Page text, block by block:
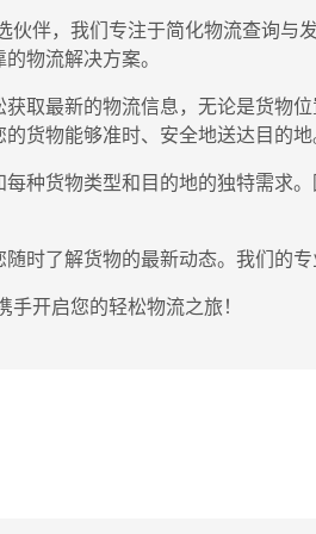
伙伴，我们专注于简化物流查询
物流解决方案。
取最新的物流信息，无论是货物
货物能够准时、安全地送达目的地
种货物类型和目的地的独特需求
时了解货物的最新动态。我们的
开启您的轻松物流之旅！